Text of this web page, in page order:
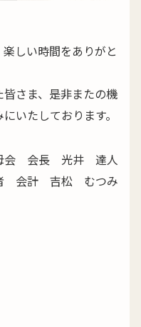
しい時間をありがと
さま、是非またの機
いたしております。
会 会長 光井 達人
会計 吉松 むつみ